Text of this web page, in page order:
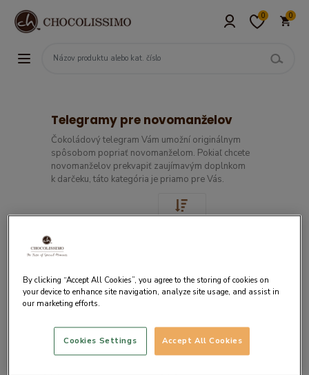
0 0
Telegramy pre novomanželov
Čokoládový telegram Vám umožní originálnym
spôsobom popriať novomanželom. Pokiaľ chcete
novomanželov prekvapiť zaujímavým doplnkom
k darčeku, táto kategória je priamo pre Vás.
novomanželom
39.74 EUR
novomanželom
39.73 EUR
By clicking “Accept All Cookies”, you agree to the storing of cookies on
your device to enhance site navigation, analyze site usage, and assist in
our marketing efforts.
Accept All Cookies
Cookies Settings